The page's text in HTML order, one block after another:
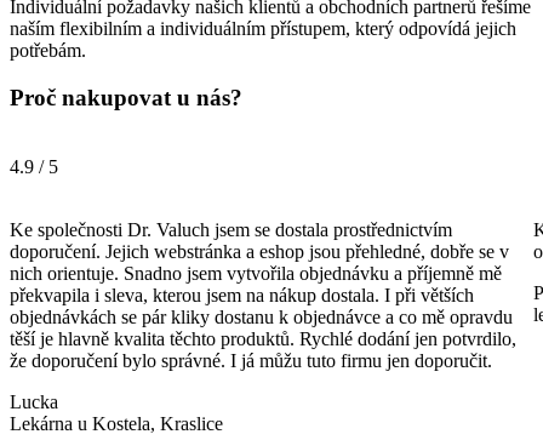
Individuální požadavky našich klientů a obchodních partnerů řešíme
naším flexibilním a individuálním přístupem, který odpovídá jejich
potřebám.
Proč nakupovat u nás?
4.9 / 5
Ke společnosti Dr. Valuch jsem se dostala prostřednictvím
doporučení. Jejich webstránka a eshop jsou přehledné, dobře se v
nich orientuje. Snadno jsem vytvořila objednávku a příjemně mě
překvapila i sleva, kterou jsem na nákup dostala. I při větších
objednávkách se pár kliky dostanu k objednávce a co mě opravdu
těší je hlavně kvalita těchto produktů. Rychlé dodání jen potvrdilo,
že doporučení bylo správné. I já můžu tuto firmu jen doporučit.
Lucka
Lekárna u Kostela, Kraslice